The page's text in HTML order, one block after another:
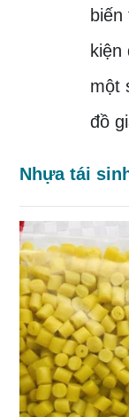
một
đồ
Nhựa tái